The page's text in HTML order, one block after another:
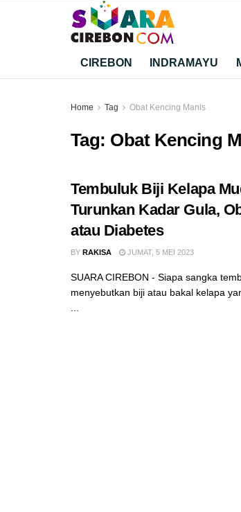
CIREBON INDRAMAYU
Home Tag Obat Kencing Manis
Tag: Obat Kencing
Tembuluk Biji Kelapa
Turunkan Kadar Gula,
atau Diabetes
BY RAKISA JUMAT, 5 MEI 2023
SUARA CIREBON - Siapa sangka
menyebutkan biji atau bakal kelapa